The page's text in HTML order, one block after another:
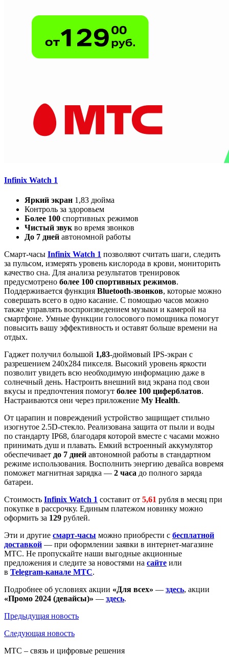
Infinix Watch 1
Яркий экран 1,83 дюйма
Контроль за здоровьем
Более 100 спортивных режимов
Чистый звук во время звонков
До 7 дней автономной работы
Смарт-часы Infinix Watch 1 позволяют считать шаги, следить
за пульсом, измерять уровень кислорода в крови, мониторить
качество сна. Для анализа результатов тренировок
предусмотрено более 100 спортивных режимов.
Поддерживается функция Bluetooth-звонков, которые можно
совершать всего в одно касание. С помощью часов можно
также управлять воспроизведением музыки и камерой на
смартфоне. Умные функции голосового помощника помогут
повысить вашу эффективность и оставят больше времени на
отдых.
Гаджет получил большой 1,83-дюймовый IPS-экран с
разрешением 240х284 пикселя. Высокий уровень яркости
позволит увидеть всю необходимую информацию даже в
солнечный день. Настроить внешний вид экрана под свои
вкусы и предпочтения помогут более 100 циферблатов.
Настраиваются они через приложение My Health.
От царапин и повреждений устройство защищает стильно
изогнутое 2.5D-стекло. Реализована защита от пыли и воды
по стандарту IP68, благодаря которой вместе с часами можно
принимать душ и плавать. Емкий встроенный аккумулятор
обеспечивает до 7 дней автономной работы в стандартном
режиме использования. Восполнить энергию девайса вовремя
поможет магнитная зарядка — 2 часа до полного заряда
батареи.
Стоимость Infinix Watch 1 составит от 5,61 рубля в месяц при
покупке в рассрочку. Единым платежом новинку можно
оформить за 129 рублей.
Эти и другие смарт-часы можно приобрести с бесплатной
доставкой — при оформлении заявки в интернет-магазине
МТС. Не пропускайте наши выгодные акционные
предложения и следите за новостями на сайте или
в Telegram-канале МТС.
Подробнее об условиях акции «Для всех» — здесь, акции
«Промо 2024 (девайсы)» — здесь.
Предыдущая новость
Следующая новость
МТС – связь и цифровые решения